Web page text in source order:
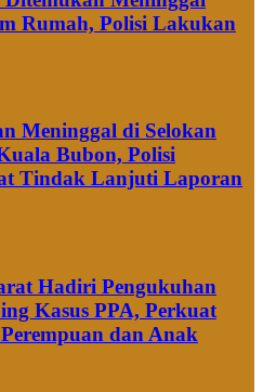
Rumah, Polisi Lakukan
Meninggal di Selokan
Bubon, Polisi
Tindak Lanjuti Laporan
Hadiri Pengukuhan
Kasus PPA, Perkuat
dan Anak